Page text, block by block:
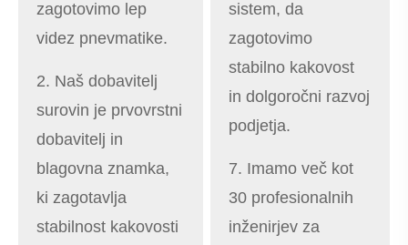
zagotovimo lep
videz pnevmatike.
2. Naš dobavitelj
surovin je prvovrstni
dobavitelj in
blagovna znamka,
ki zagotavlja
stabilnost kakovosti
sistem, da
zagotovimo
stabilno kakovost
in dolgoročni razvoj
podjetja.
7. Imamo več kot
30 profesionalnih
inženirjev za